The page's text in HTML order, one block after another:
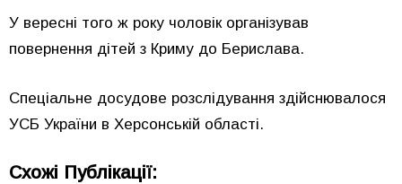
У вересні того ж року чоловік організував
повернення дітей з Криму до Берислава.
Спеціальне досудове розслідування здійснювалося
УСБ України в Херсонській області.
Схожі Публікації: